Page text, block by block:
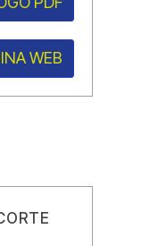
WEB